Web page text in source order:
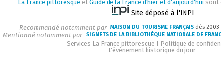
La France pittoresque et Guide de la France d'hier et d'aujourd'hui sont
Site déposé à l'INPI
Recommandé notamment par MAISON DU TOURISME FRANÇAIS dès
Mentionné notamment par SIGNETS DE LA BIBLIOTHÈQUE NATIONALE DE
Services La France pittoresque
Politique de
L'événement historique du jour